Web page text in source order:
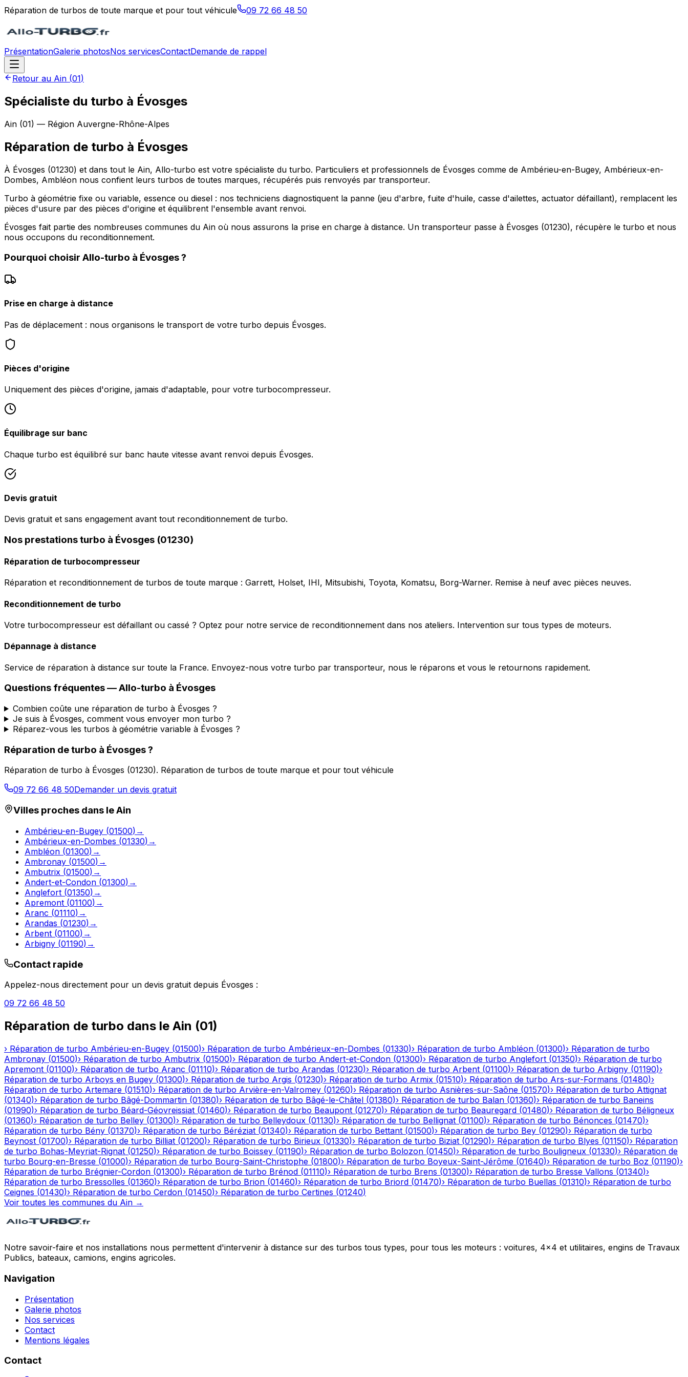
Réparation de turbos de toute marque et pour tout véhicule 09 72 66 48 50
PrésentationGalerie photosNos servicesContactDemande de rappel
Retour au Ain (01)
Spécialiste du turbo à Évosges
Ain (01) — Région Auvergne-Rhône-Alpes
Réparation de turbo à Évosges
À Évosges (01230) et dans tout le Ain, Allo-turbo est votre spécialiste du turbo. Particuliers et professionnels de Évosges comme de Ambérieu-en-Bugey, Ambérieux-en-
Dombes, Ambléon nous confient leurs turbos de toutes marques, récupérés puis renvoyés par transporteur.
Turbo à géométrie fixe ou variable, essence ou diesel : nos techniciens diagnostiquent la panne (jeu d'arbre, fuite d'huile, casse d'ailettes, actuator défaillant), remplacent les
pièces d'usure par des pièces d'origine et équilibrent l'ensemble avant renvoi.
Évosges fait partie des nombreuses communes du Ain où nous assurons la prise en charge à distance. Un transporteur passe à Évosges (01230), récupère le turbo et nous
nous occupons du reconditionnement.
Pourquoi choisir Allo-turbo à Évosges?
Prise en charge à distance
Pas de déplacement : nous organisons le transport de votre turbo depuis Évosges.
Pièces d'origine
Uniquement des pièces d'origine, jamais d'adaptable, pour votre turbocompresseur.
Équilibrage sur banc
Chaque turbo est équilibré sur banc haute vitesse avant renvoi depuis Évosges.
Devis gratuit
Devis gratuit et sans engagement avant tout reconditionnement de turbo.
Nos prestations turbo à Évosges (01230)
Réparation de turbocompresseur
Réparation et reconditionnement de turbos de toute marque : Garrett, Holset, IHI, Mitsubishi, Toyota, Komatsu, Borg-Warner. Remise à neuf avec pièces neuves.
Reconditionnement de turbo
Votre turbocompresseur est défaillant ou cassé ? Optez pour notre service de reconditionnement dans nos ateliers. Intervention sur tous types de moteurs.
Dépannage à distance
Service de réparation à distance sur toute la France. Envoyez-nous votre turbo par transporteur, nous le réparons et vous le retournons rapidement.
Questions fréquentes —Allo-turbo à Évosges
Combien coûte une réparation de turbo à Évosges ?
Je suis à Évosges, comment vous envoyer mon turbo ?
Réparez-vous les turbos à géométrie variable à Évosges ?
Réparation de turbo à Évosges?
Réparation de turbo à Évosges (01230). Réparation de turbos de toute marque et pour tout véhicule
09 72 66 48 50Demander un devis gratuit
Villes proches dans leAin
Ambérieu-en-Bugey (01500) →
Ambérieux-en-Dombes (01330) →
Ambléon (01300) →
Ambronay (01500) →
Ambutrix (01500) →
Andert-et-Condon (01300) →
Anglefort (01350) →
Apremont (01100) →
Aranc (01110) →
Arandas (01230) →
Arbent (01100) →
Arbigny (01190) →
Contact rapide
Appelez-nous directement pour un devis gratuit depuis Évosges :
09 72 66 48 50
Réparation de turbo dans le Ain (01)
› Réparation de turbo Ambérieu-en-Bugey (01500)› Réparation de turbo Ambérieux-en-Dombes (01330)› Réparation de turbo Ambléon (01300)› Réparation de turbo
Ambronay (01500)› Réparation de turbo Ambutrix (01500)› Réparation de turbo Andert-et-Condon (01300)› Réparation de turbo Anglefort (01350)› Réparation de turbo
Apremont (01100)› Réparation de turbo Aranc (01110)› Réparation de turbo Arandas (01230)› Réparation de turbo Arbent (01100)› Réparation de turbo Arbigny (01190)›
Réparation de turbo Arboys en Bugey (01300)› Réparation de turbo Argis (01230)› Réparation de turbo Armix (01510)› Réparation de turbo Ars-sur-Formans (01480)›
Réparation de turbo Artemare (01510)› Réparation de turbo Arvière-en-Valromey (01260)› Réparation de turbo Asnières-sur-Saône (01570)› Réparation de turbo Attignat
(01340)› Réparation de turbo Bâgé-Dommartin (01380)› Réparation de turbo Bâgé-le-Châtel (01380)› Réparation de turbo Balan (01360)› Réparation de turbo Baneins
(01990)› Réparation de turbo Béard-Géovreissiat (01460)› Réparation de turbo Beaupont (01270)› Réparation de turbo Beauregard (01480)› Réparation de turbo Béligneux
(01360)› Réparation de turbo Belley (01300)› Réparation de turbo Belleydoux (01130)› Réparation de turbo Bellignat (01100)› Réparation de turbo Bénonces (01470)›
Réparation de turbo Bény (01370)› Réparation de turbo Béréziat (01340)› Réparation de turbo Bettant (01500)› Réparation de turbo Bey (01290)› Réparation de turbo
Beynost (01700)› Réparation de turbo Billiat (01200)› Réparation de turbo Birieux (01330)› Réparation de turbo Biziat (01290)› Réparation de turbo Blyes (01150)› Réparation
de turbo Bohas-Meyriat-Rignat (01250)› Réparation de turbo Boissey (01190)› Réparation de turbo Bolozon (01450)› Réparation de turbo Bouligneux (01330)› Réparation de
turbo Bourg-en-Bresse (01000)› Réparation de turbo Bourg-Saint-Christophe (01800)› Réparation de turbo Boyeux-Saint-Jérôme (01640)› Réparation de turbo Boz (01190)›
Réparation de turbo Brégnier-Cordon (01300)› Réparation de turbo Brénod (01110)› Réparation de turbo Brens (01300)› Réparation de turbo Bresse Vallons (01340)›
Réparation de turbo Bressolles (01360)› Réparation de turbo Brion (01460)› Réparation de turbo Briord (01470)› Réparation de turbo Buellas (01310)› Réparation de turbo
Ceignes (01430)› Réparation de turbo Cerdon (01450)› Réparation de turbo Certines (01240)
Voir toutes les communes du Ain →
Notre savoir-faire et nos installations nous permettent d'intervenir à distance sur des turbos tous types, pour tous les moteurs : voitures, 4x4 et utilitaires, engins de Travaux
Publics, bateaux, camions, engins agricoles.
Navigation
Présentation
Galerie photos
Nos services
Contact
Mentions légales
Contact